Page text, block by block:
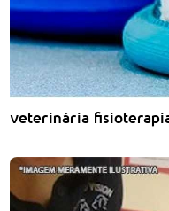
veterinária